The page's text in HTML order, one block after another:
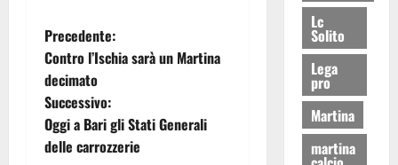
Precedente:
Contro l’Ischia sarà un Martina
decimato
Successivo:
Oggi a Bari gli Stati Generali
delle carrozzerie
Lc
Solito
Lega
pro
Martina
martina